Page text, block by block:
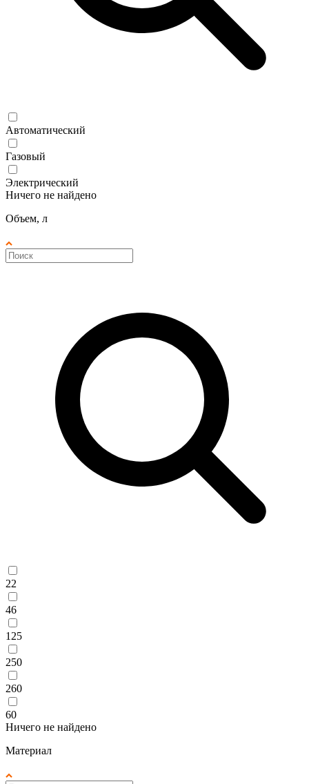
Автоматический
Газовый
Электрический
Ничего не найдено
Объем, л
22
46
125
250
260
60
Ничего не найдено
Материал